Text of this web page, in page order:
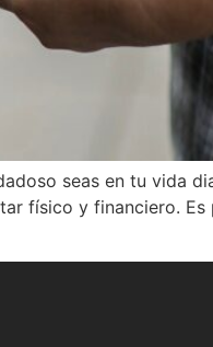
seas en tu vida
físico y financiero.